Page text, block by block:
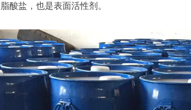
酸盐，也是表面活性剂。